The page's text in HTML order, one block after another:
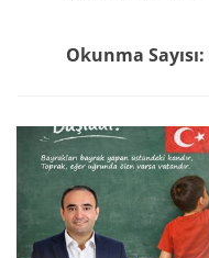
Okunma Sayısı: